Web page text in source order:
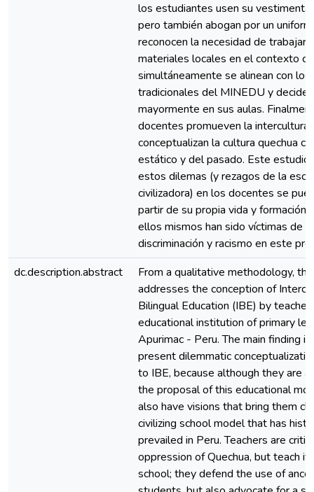
los estudiantes usen su vestimenta
pero también abogan por un
reconocen la necesidad de trabajar
materiales locales en el contexto
simultáneamente se alinean con
tradicionales del MINEDU y
mayormente en sus aulas.
docentes promueven la
conceptualizan la cultura quechua
estático y del pasado. Este estudio
estos dilemas (y rezagos de la
civilizadora) en los docentes se
partir de su propia vida y formación
ellos mismos han sido víctimas de
discriminación y racismo en este
dc.description.abstract
From a qualitative methodology,
addresses the conception of
Bilingual Education (IBE) by
educational institution of primary
Apurimac - Peru. The main finding
present dilemmatic
to IBE, because although they are
the proposal of this educational
also have visions that bring them
civilizing school model that has
prevailed in Peru. Teachers are
oppression of Quechua, but teach
school; they defend the use of